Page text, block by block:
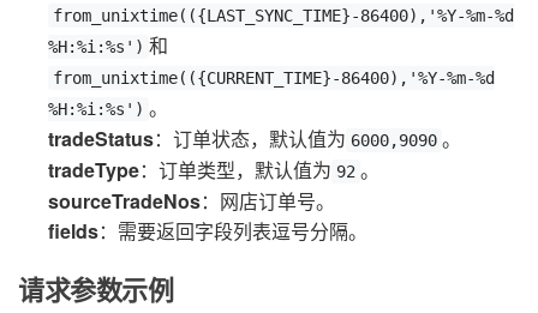
from_unixtime(({LAST_SYNC_TIME}-86400),'%Y-%m-%d
%H:%i:%s') 和
from_unixtime(({CURRENT_TIME}-86400),'%Y-%m-%d
%H:%i:%s') 。
tradeStatus：订单状态，默认值为 6000,9090 。
tradeType：订单类型，默认值为 92 。
sourceTradeNos：网店订单号。
fields：需要返回字段列表逗号分隔。
请求参数示例